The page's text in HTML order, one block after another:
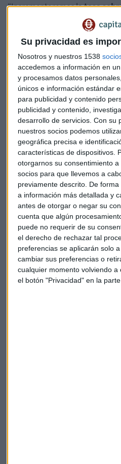
Su privacidad es
Nosotros y nuestros 1538
accedemos a información en
y procesamos datos
únicos e información estándar
para publicidad y contenido
publicidad y contenido,
desarrollo de servicios. Con su
nuestros socios podemos
geográfica precisa e
características de dispositivos.
otorgarnos su consentimiento
socios para que llevemos a
previamente descrito. De
a información más detallada y
antes de otorgar o negar su
cuenta que algún
puede no requerir de su
el derecho de rechazar tal
preferencias se aplicarán solo
cambiar sus preferencias o
cualquier momento volviendo a
el botón "Privacidad" en la
“Incrementaremos latasa
inesperadas del 35 % frente al
energético también ha
la generación de electricidad
hemos creado unimpuesto
generadores de electricidad.
recaudar 14.000 millones el año
Hunt.
Perspectivas de
Reino Unido
Hunt ha hecho lo mismo con
desbocada en el 11,1%, el
Tanto el primer ministro
ministro de Finanzas, tienen
desafíos. Entre ellos, una
millones de libras.
Al mismo tiempo, elBanco de
más que probable que el país
larga de su historia, después de
al nivel más alto desde 1989,